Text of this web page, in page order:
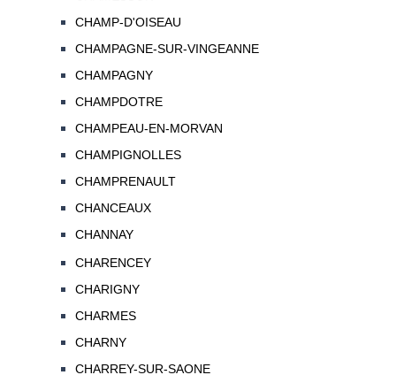
CHAMP-D'OISEAU
CHAMPAGNE-SUR-VINGEANNE
CHAMPAGNY
CHAMPDOTRE
CHAMPEAU-EN-MORVAN
CHAMPIGNOLLES
CHAMPRENAULT
CHANCEAUX
CHANNAY
CHARENCEY
CHARIGNY
CHARMES
CHARNY
CHARREY-SUR-SAONE